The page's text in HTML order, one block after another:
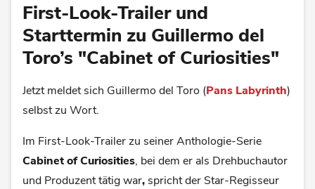
First-Look-Trailer und
Starttermin zu Guillermo del
Toro’s "Cabinet of Curiosities"
Jetzt meldet sich Guillermo del Toro (Pans Labyrinth)
selbst zu Wort.
Im First-Look-Trailer zu seiner Anthologie-Serie
Cabinet of Curiosities, bei dem er als Drehbuchautor
und Produzent tätig war, spricht der Star-Regisseur